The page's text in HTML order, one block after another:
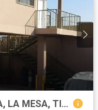
RENTA APARTAMENTO AV. ERMITA, LA MESA, TIJUANA, BAJA CFA.